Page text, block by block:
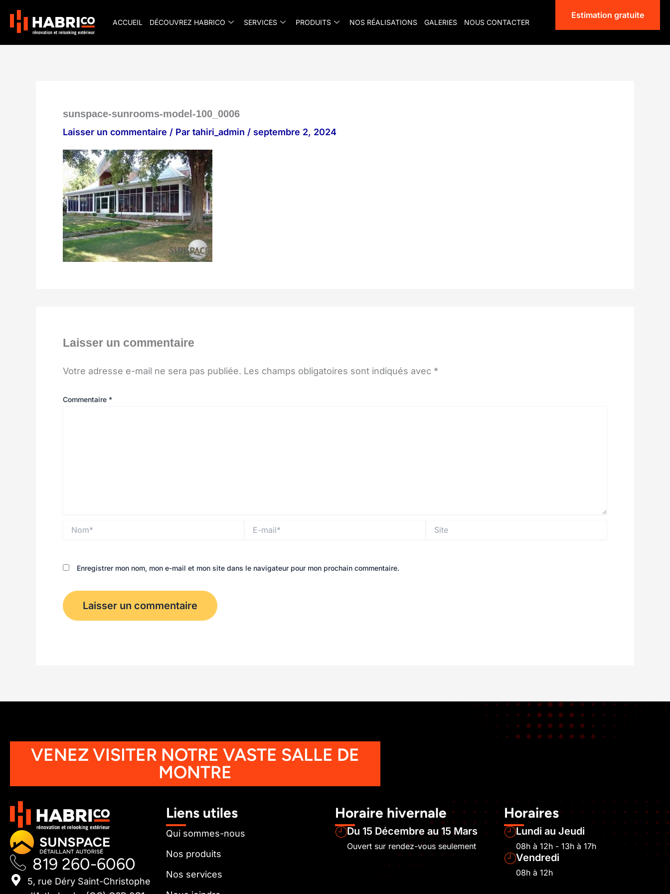
contenu
ACCUEIL DÉCOUVREZ HABRICO SERVICES PRODUITS NOS RÉALISATIONS GALERIES NOUS CONTACTER
Estimation gratuite
sunspace-sunrooms-model-100_0006
Laisser un commentaire / Par tahiri_admin / septembre 2, 2024
Laisser un commentaire
Votre adresse e-mail ne sera pas publiée. Les champs obligatoires sont indiqués avec *
Commentaire *
mail*
Enregistrer mon nom, mon e-mail et mon site dans le navigateur pour mon prochain commentaire.
VENEZ VISITER NOTRE VASTE SALLE DE
MONTRE
819 260-6060
5, rue Déry Saint-Christophe
Liens utiles
Qui sommes-nous
Nos produits
Nos services
Horaire hivernale
Du 15 Décembre au 15 Mars
Ouvert sur rendez-vous seulement
Horaires
Lundi au Jeudi
08h à 12h - 13h à 17h
Vendredi
08h à 12h